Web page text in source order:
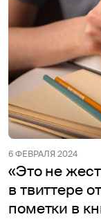
6 ФЕВРАЛЯ 2024
«Это не
в твиттере
пометки в